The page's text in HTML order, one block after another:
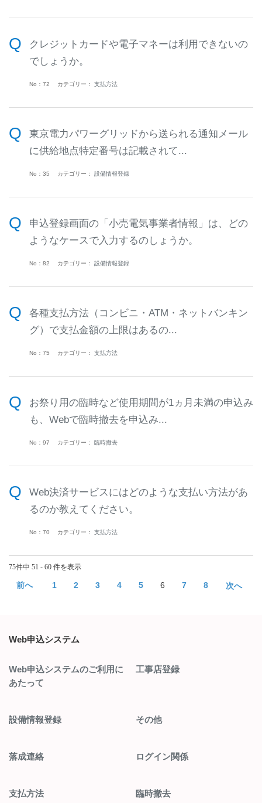
クレジットカードや電子マネーは利用できないの
でしょうか。
No：72 カテゴリー： 支払方法
東京電力パワーグリッドから送られる通知メール
に供給地点特定番号は記載されて...
No：35 カテゴリー： 設備情報登録
申込登録画面の「小売電気事業者情報」は、どの
ようなケースで入力するのしょうか。
No：82 カテゴリー： 設備情報登録
各種支払方法（コンビニ・ATM・ネットバンキン
グ）で支払金額の上限はあるの...
No：75 カテゴリー： 支払方法
お祭り用の臨時など使用期間が1ヵ月未満の申込み
も、Webで臨時撤去を申込み...
No：97 カテゴリー： 臨時撤去
Web決済サービスにはどのような支払い方法があ
るのか教えてください。
No：70 カテゴリー： 支払方法
75件中 51 - 60 件を表示
≪ 1 2 3 4 5 6 7 8 ≫
Web申込システム
Web申込システムのご利用に
あたって
工事店登録
設備情報登録 その他
落成連絡 ログイン関係
支払方法 臨時撤去